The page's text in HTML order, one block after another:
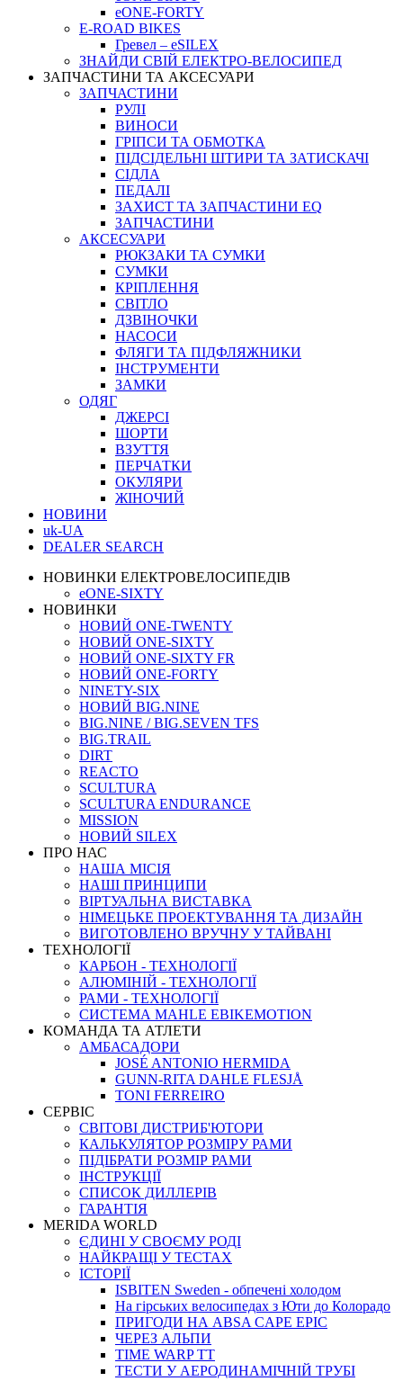
eONE-FORTY
E-ROAD BIKES
Гревел – eSILEX
ЗНАЙДИ СВІЙ ЕЛЕКТРО-ВЕЛОСИПЕД
ЗАПЧАСТИНИ ТА АКСЕСУАРИ
ЗАПЧАСТИНИ
РУЛІ
ВИНОСИ
ГРІПСИ ТА ОБМОТКА
ПІДСІДЕЛЬНІ ШТИРИ ТА ЗАТИСКАЧІ
СІДЛА
ПЕДАЛІ
ЗАХИСТ ТА ЗАПЧАСТИНИ EQ
ЗАПЧАСТИНИ
АКСЕСУАРИ
РЮКЗАКИ ТА СУМКИ
СУМКИ
КРІПЛЕННЯ
СВІТЛО
ДЗВІНОЧКИ
НАСОСИ
ФЛЯГИ ТА ПІДФЛЯЖНИКИ
ІНСТРУМЕНТИ
ЗАМКИ
ОДЯГ
ДЖЕРСІ
ШОРТИ
ВЗУТТЯ
ПЕРЧАТКИ
ОКУЛЯРИ
ЖІНОЧИЙ
НОВИНИ
uk-UA
DEALER SEARCH
НОВИНКИ ЕЛЕКТРОВЕЛОСИПЕДІВ
eONE-SIXTY
НОВИНКИ
НОВИЙ ONE-TWENTY
НОВИЙ ONE-SIXTY
НОВИЙ ONE-SIXTY FR
НОВИЙ ONE-FORTY
NINETY-SIX
НОВИЙ BIG.NINE
BIG.NINE / BIG.SEVEN TFS
BIG.TRAIL
DIRT
REACTO
SCULTURA
SCULTURA ENDURANCE
MISSION
НОВИЙ SILEX
ПРО НАС
НАША МICIЯ
НАШI ПРИНЦИПИ
ВIРТУАЛЬНА ВИСТАВКА
НІМЕЦЬКЕ ПРОЕКТУВАННЯ ТА ДИЗАЙН
ВИГОТОВЛЕНО ВРУЧНУ У ТАЙВАНІ
ТЕХНОЛОГІЇ
КАРБОН - ТЕХНОЛОГІЇ
АЛЮМІНІЙ - ТЕХНОЛОГІЇ
РАМИ - ТЕХНОЛОГІЇ
СИСТЕМА MAHLE EBIKEMOTION
КОМАНДА ТА АТЛЕТИ
АМБАСАДОРИ
JOSÉ ANTONIO HERMIDA
GUNN-RITA DAHLE FLESJÅ
TONI FERREIRO
СЕРВІС
СВІТОВІ ДИСТРИБ'ЮТОРИ
КАЛЬКУЛЯТОР РОЗМIРУ РАМИ
ПІДІБРАТИ РОЗМІР РАМИ
IНСТРУКЦIЇ
СПИСОК ДИЛЛЕРІВ
ГАРАНТIЯ
MERIDA WORLD
ЄДИНI У СВОЄМУ РОДI
НАЙКРАЩІ У ТЕСТАХ
ІСТОРІЇ
ISBITEN Sweden - обпечені холодом
На гірських велосипедах з Юти до Колорадо
ПРИГОДИ НА ABSA CAPE EPIC
ЧЕРЕЗ АЛЬПИ
TIME WARP TT
ТЕСТИ У АЕРОДИНАМІЧНІЙ ТРУБІ